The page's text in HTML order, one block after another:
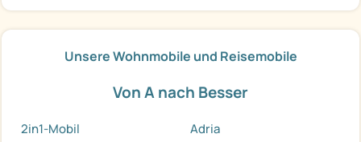
Unsere Wohnmobile und Reisemobile
Von A nach Besser
2in1-Mobil
Adria